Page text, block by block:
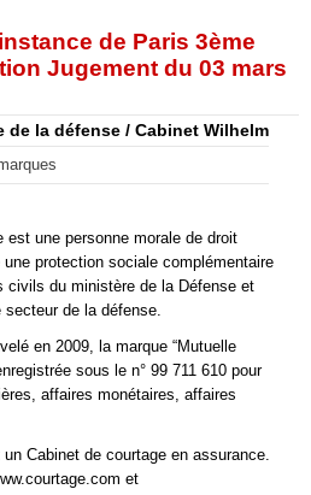
de Paris 3ème
Jugement du 03 mars
de la défense / Cabinet Wilhelm
une personne morale de droit
protection sociale complémentaire
civils du ministère de la Défense et
de la défense.
en 2009, la marque “Mutuelle
sous le n° 99 711 610 pour
affaires monétaires, affaires
Cabinet de courtage en assurance.
et